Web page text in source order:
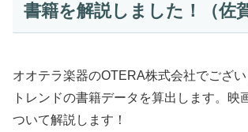
書籍を解説しました！（佐
オオテラ楽器のOTERA株式会社でござい
トレンドの書籍データを算出します。映
ついて解説します！